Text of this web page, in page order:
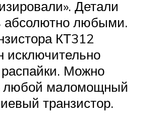
Детали
абсолютно любыми.
КТ312
исключительно
Можно
любой маломощный
транзистор.